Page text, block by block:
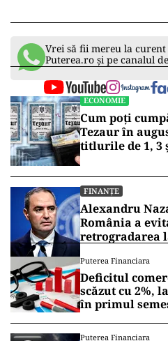
Vrei să fii mereu la
Puterea.ro și pe canalul
ECONOMIE
Cum poți
Tezaur în
titlurile de 1, 3
FINANȚE
Alexandru
România a
retrogradarea
în 2027
Puterea Financiara
Deficitul
scăzut cu 2%,
în primul
Puterea Financiara